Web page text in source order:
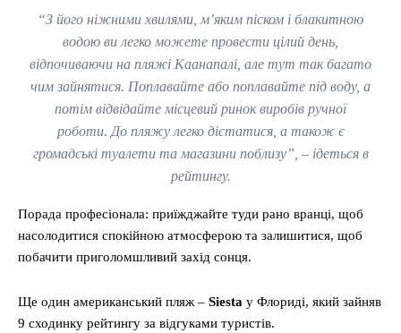
“З його ніжними хвилями, м’яким піском і блакитною
водою ви легко можете провести цілий день,
відпочиваючи на пляжі Каанапалі, але тут так багато
чим зайнятися. Поплавайте або поплавайте під воду, а
потім відвідайте місцевий ринок виробів ручної
роботи. До пляжу легко дістатися, а також є
громадські туалети та магазини поблизу”, – ідеться в
рейтингу.
Порада професіонала: приїжджайте туди рано вранці, щоб
насолодитися спокійною атмосферою та залишитися, щоб
побачити приголомшливий захід сонця.
Ще один американський пляж – Siesta у Флориді, який зайняв
9 сходинку рейтингу за відгуками туристів.